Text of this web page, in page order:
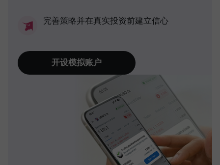
完善策略并在真实投资前建立信心
开设模拟账户